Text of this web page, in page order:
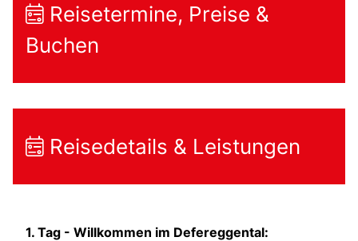
Reisetermine, Preise &
Buchen
Reisedetails & Leistungen
1. Tag - Willkommen im Defereggental: